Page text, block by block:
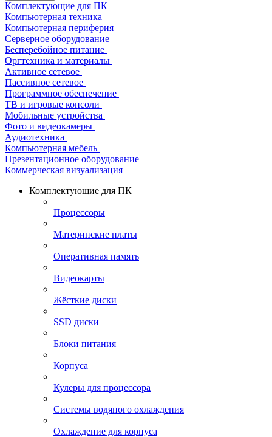
Комплектующие для ПК
Компьютерная техника
Компьютерная периферия
Серверное оборудование
Бесперебойное питание
Оргтехника и материалы
Активное сетевое
Пассивное сетевое
Программное обеспечение
ТВ и игровые консоли
Мобильные устройства
Фото и видеокамеры
Аудиотехника
Компьютерная мебель
Презентационное оборудование
Коммерческая визуализация
Комплектующие для ПК
Процессоры
Материнские платы
Оперативная память
Видеокарты
Жёсткие диски
SSD диски
Блоки питания
Корпуса
Кулеры для процессора
Системы водяного охлаждения
Охлаждение для корпуса